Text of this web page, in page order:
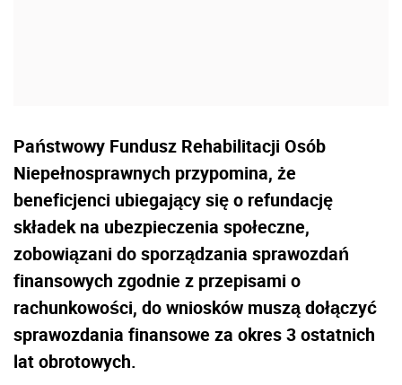
Państwowy Fundusz Rehabilitacji Osób
Niepełnosprawnych przypomina, że
beneficjenci ubiegający się o refundację
składek na ubezpieczenia społeczne,
zobowiązani do sporządzania sprawozdań
finansowych zgodnie z przepisami o
rachunkowości, do wniosków muszą dołączyć
sprawozdania finansowe za okres 3 ostatnich
lat obrotowych.